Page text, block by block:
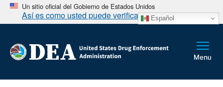
Un sitio oficial del Gobierno de Estados Unidos
Así es como usted puede verificarlo Español